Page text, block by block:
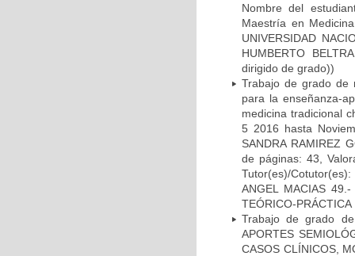
Nombre del
Maestría en
UNIVERSIDAD
HUMBERTO
dirigido de grado))
Trabajo de grado de
para la enseñanza-
medicina tradicional
5 2016 hasta
SANDRA RAMIREZ
de páginas: 43,
Tutor(es)/
ANGEL MACIAS
TEÓRICO-
Trabajo de grado
APORTES
CASOS CLÍNICOS,